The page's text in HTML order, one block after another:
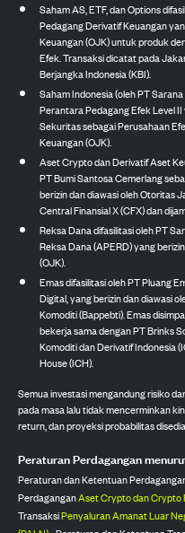
Saham AS, ETF, dan Options
Pedagang Derivatif Keuangan
Keuangan (OJK) untuk produk
Efek. Transaksi dicatat pada
Berjangka Indonesia (KBI).
Saham Indonesia (oleh PT
Perantara Pedagang Efek Level
Sekuritas sebagai Perusahaan
Keuangan (OJK).
Aset Crypto dan Derivatif Aset
PT Bumi Santosa Cemerlang
berizin dan diawasi oleh Otoritas
Central Finansial X (CFX) dan
Reksa Dana difasilitasi oleh PT
Reksa Dana (APERD) yang
(OJK).
Emas difasilitasi oleh PT Pluang
Digital, yang berizin dan diawasi
Komoditi (Bappebti). Emas
bekerja sama dengan PT Brinks
Komoditi dan Derivatif Indonesia
House (ICH).
Semua investasi mengandung risiko
pada masa lalu tidak mencerminkan
return, dan proyeksi probabilitas
Peraturan Perdagangan
Peraturan dan Ketentuan
PerdaganganAset Crypto dan Crypto
TransaksiPenyaluran Amanat Luar